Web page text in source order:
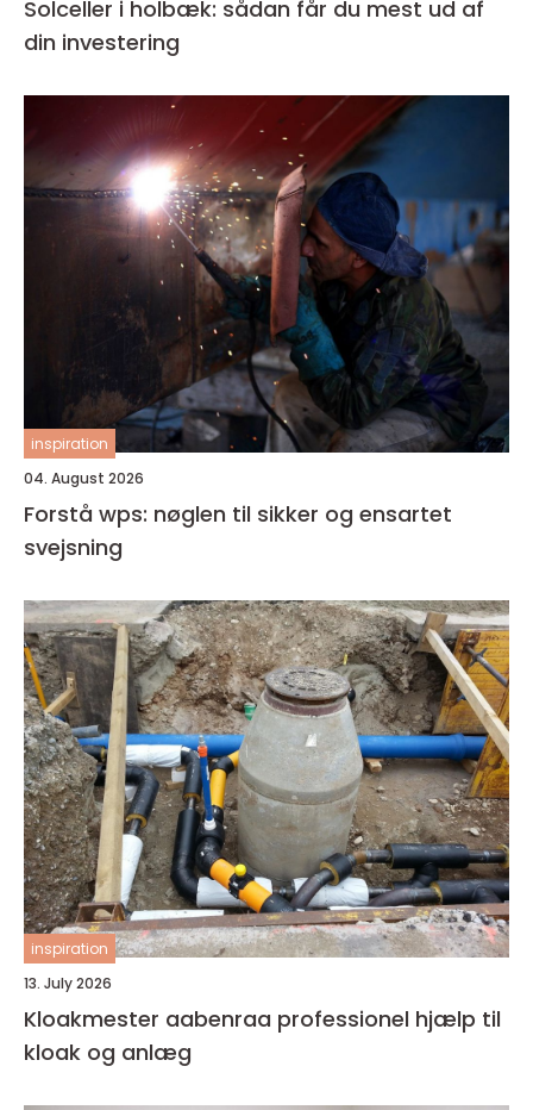
Solceller i holbæk: sådan får du mest ud af
din investering
inspiration
04. August 2026
Forstå wps: nøglen til sikker og ensartet
svejsning
inspiration
13. July 2026
Kloakmester aabenraa professionel hjælp til
kloak og anlæg